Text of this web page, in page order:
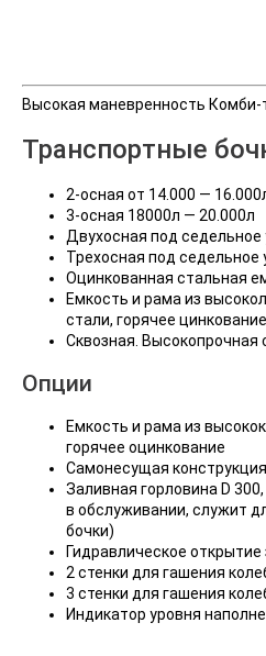
Высокая маневренность Комби-
Транспортные
2-осная от 14.000 —
3-осная 18000л — 20.000л
Двухосная под седельное
Трехосная под седельное
Оцинкованная стальная
Емкость и рама из
стали, горячее цинкование
Сквозная. Высокопрочная
Опции
Емкость и рама из
горячее оцинкование
Самонесущая конструкция
Заливная горловина D
в обслуживании, служит
бочки)
Гидравлическое открытие
2 стенки для гашения
3 стенки для гашения
Индикатор уровня